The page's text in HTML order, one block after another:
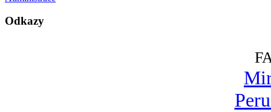
Odkazy